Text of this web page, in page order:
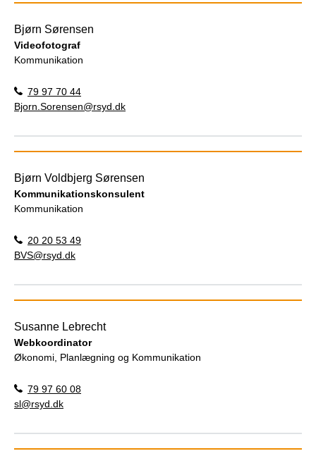
Bjørn Sørensen
Videofotograf
Kommunikation
79 97 70 44
Bjorn.Sorensen@rsyd.dk
Bjørn Voldbjerg Sørensen
Kommunikationskonsulent
Kommunikation
20 20 53 49
BVS@rsyd.dk
Susanne Lebrecht
Webkoordinator
Økonomi, Planlægning og Kommunikation
79 97 60 08
sl@rsyd.dk